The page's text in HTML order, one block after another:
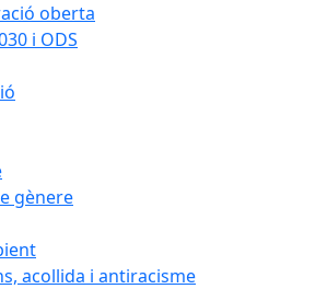
oberta
i ODS
gènere
acollida i antiracisme